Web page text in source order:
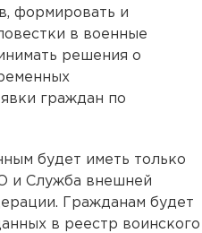
формировать и
в военные
решения о
граждан по
будет иметь только
и Служба внешней
Гражданам будет
в реестр воинского